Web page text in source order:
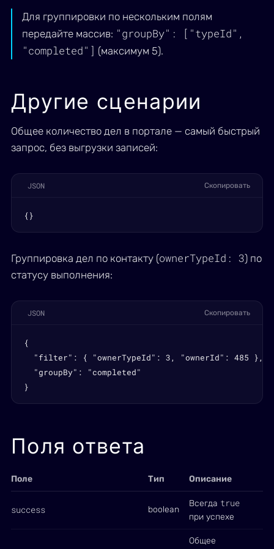
Для группировки по нескольким полям
передайте массив: "groupBy": ["typeId",
"completed"] (максимум 5).
Другие сценарии
Общее количество дел в портале — самый быстрый
запрос, без выгрузки записей:
JSON Скопировать
{}
Группировка дел по контакту (ownerTypeId: 3) по
статусу выполнения:
JSON Скопировать
{
  "filter": { "ownerTypeId": 3, "ownerId": 485 },
  "groupBy": "completed"
}
Поля ответа
Поле Тип Описание
success boolean
Всегда true
при успехе
Общее